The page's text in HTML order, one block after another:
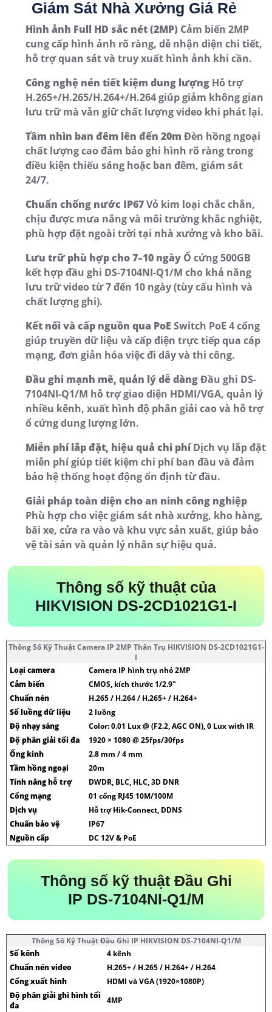
Giám Sát Nhà Xưởng Giá Rẻ
Hình ảnh Full HD sắc nét (2MP) Cảm biến 2MP
cung cấp hình ảnh rõ ràng, dễ nhận diện chi tiết,
hỗ trợ quan sát và truy xuất hình ảnh khi cần.
Công nghệ nén tiết kiệm dung lượng Hỗ trợ
H.265+/H.265/H.264+/H.264 giúp giảm không gian
lưu trữ mà vẫn giữ chất lượng video khi phát lại.
Tầm nhìn ban đêm lên đến 20m Đèn hồng ngoại
chất lượng cao đảm bảo ghi hình rõ ràng trong
điều kiện thiếu sáng hoặc ban đêm, giám sát
24/7.
Chuẩn chống nước IP67Vỏ kim loại chắc chắn,
chịu được mưa nắng và môi trường khắc nghiệt,
phù hợp đặt ngoài trời tại nhà xưởng và kho bãi.
Lưu trữ phù hợp cho 7–10 ngày Ổ cứng 500GB
kết hợp đầu ghi DS-7104NI-Q1/M cho khả năng
lưu trữ video từ 7 đến 10 ngày (tùy cấu hình và
chất lượng ghi).
Kết nối và cấp nguồn qua PoE Switch PoE 4 cổng
giúp truyền dữ liệu và cấp điện trực tiếp qua cáp
mạng, đơn giản hóa việc đi dây và thi công.
Đầu ghi mạnh mẽ, quản lý dễ dàngĐầu ghi DS-
7104NI-Q1/M hỗ trợ giao diện HDMI/VGA, quản lý
nhiều kênh, xuất hình độ phân giải cao và hỗ trợ
ổ cứng dung lượng lớn.
Miễn phí lắp đặt, hiệu quả chi phíDịch vụ lắp đặt
miễn phí giúp tiết kiệm chi phí ban đầu và đảm
bảo hệ thống hoạt động ổn định từ đầu.
Giải pháp toàn diện cho an ninh công nghiệp
Phù hợp cho việc giám sát nhà xưởng, kho hàng,
bãi xe, cửa ra vào và khu vực sản xuất, giúp bảo
vệ tài sản và quản lý nhân sự hiệu quả.
Thông số kỹ thuật của
HIKVISION DS-2CD1021G1-I
Thông Số Kỹ Thuật Camera IP 2MP Thân Trụ HIKVISION DS-2CD1021G1-
I
Loại camera
Camera IP hình trụ nhỏ 2MP
Cảm biến
CMOS, kích thước 1/2.9″
Chuẩn nén
H.265 / H.264 / H.265+ / H.264+
Số luồng dữ liệu
2 luồng
Độ nhạy sáng
Color: 0.01 Lux @ (F2.2, AGC ON), 0 Lux with IR
Độ phân giải tối đa
1920 × 1080 @ 25fps/30fps
Ống kính
2.8 mm / 4 mm
Tầm hồng ngoại
20m
Tính năng hỗ trợ
DWDR, BLC, HLC, 3D DNR
Cổng mạng
01 cổng RJ45 10M/100M
Dịch vụ
Hỗ trợ Hik-Connect, DDNS
Chuẩn bảo vệ
IP67
Nguồn cấp
DC 12V & PoE
Thông số kỹ thuật Đầu Ghi
IP DS-7104NI-Q1/M
Thông Số Kỹ Thuật Đầu Ghi IP HIKVISION DS-7104NI-Q1/M
Số kênh
4 kênh
Chuẩn nén video
H.265+ / H.265 / H.264+ / H.264
Cổng xuất hình
HDMI và VGA (1920×1080P)
Độ phân giải ghi hình tối
đa
4MP